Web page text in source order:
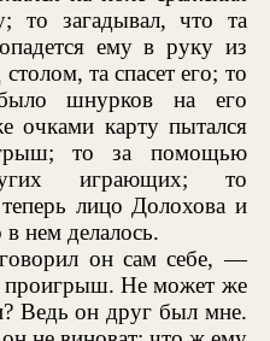
то загадывал, что та
ему в руку из
та спасет его; то
было шнурков на его
очками карту пытался
то за помощью
играющих; то
лицо Долохова и
в нем делалось.
он сам себе, —
проигрыш. Не может же
Ведь он друг был мне.